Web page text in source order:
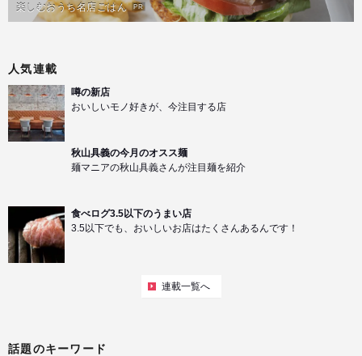
楽しむおうち名店ごはん PR
人気連載
噂の新店
おいしいモノ好きが、今注目する店
秋山具義の今月のオスス麺
麺マニアの秋山具義さんが注目麺を紹介
食べログ3.5以下のうまい店
3.5以下でも、おいしいお店はたくさんあるんです！
連載一覧へ
話題のキーワード